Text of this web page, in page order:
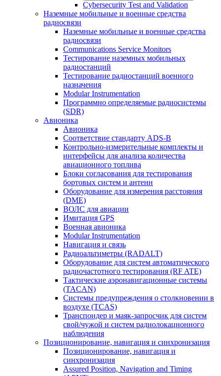
Cybersecurity Test and Validation
Наземные мобильные и военные средства
радиосвязи
Наземные мобильные и военные средства
радиосвязи
Communications Service Monitors
Тестирование наземных мобильных
радиостанций
Тестирование радиостанций военного
назначения
Modular Instrumentation
Программно определяемые радиосистемы
(SDR)
Авионика
Авионика
Соответствие стандарту ADS-B
Контрольно-измерительные комплекты и
интерфейсы для анализа количества
авиационного топлива
Блоки согласования для тестирования
бортовых систем и антенн
Оборудование для измерения расстояния
(DME)
ВОЛС для авиации
Имитация GPS
Военная авионика
Modular Instrumentation
Навигация и связь
Радиоальтиметры (RADALT)
Оборудование для систем автоматического
радиочастотного тестирования (RF ATE)
Тактические аэронавигационные системы
(TACAN)
Системы предупреждения о столкновении в
воздухе (TCAS)
Транспондер и маяк-запросчик для систем
свой/чужой и систем радиолокационного
наблюдения
Позиционирование, навигация и синхронизация
Позиционирование, навигация и
синхронизация
Assured Position, Navigation and Timing